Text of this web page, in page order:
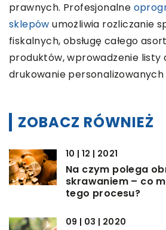
prawnych. Profesjonalne
sklepów umożliwia rozliczanie
fiskalnych, obsługę całego
produktów, wprowadzenie listy
drukowanie
ZOBACZ RÓWNIEŻ
10 | 12 | 2021
Na czym polega
skrawaniem – co
tego procesu?
09 | 03 | 2020